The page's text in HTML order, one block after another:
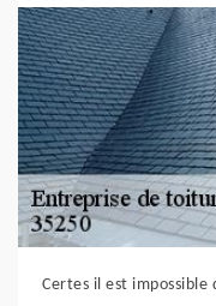
Certes il est impossible